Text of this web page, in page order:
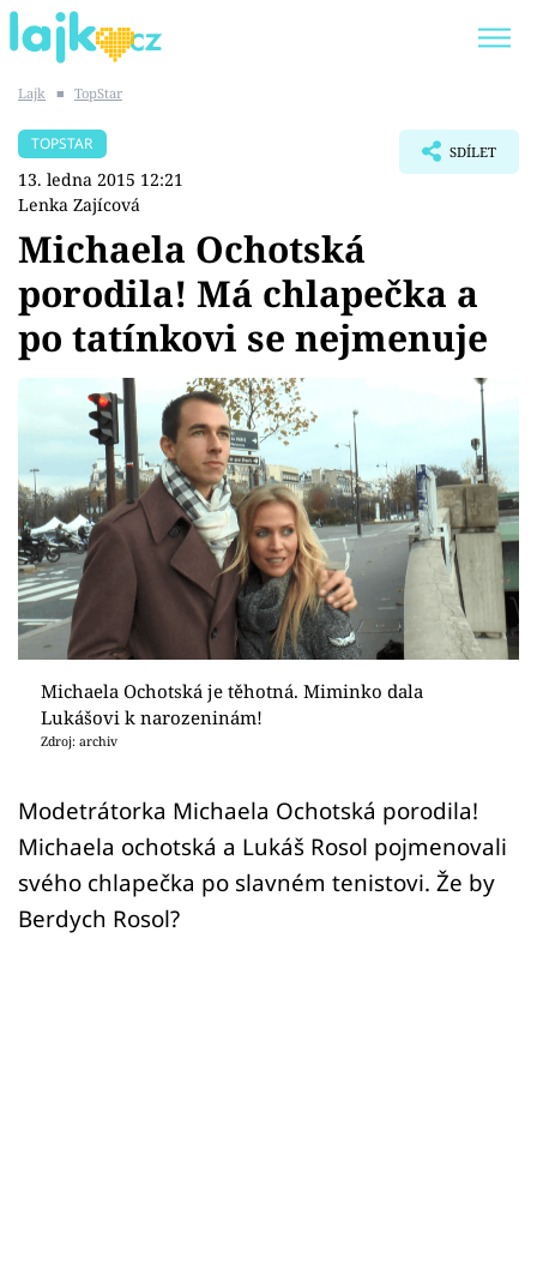
SHOPAHOLICADEL
Témata
Showbyznys
Youtubeři
Virály
Sex a vztahy
Videa
Sledujte prima+
Přihlášení
Sledujte nás
Lajk ■ TopStar
TOPSTAR
13. ledna 2015 12:21
Lenka Zajícová
SDÍLET
Michaela Ochotská
porodila! Má chlapečka a
po tatínkovi se nejmenuje
Michaela Ochotská je těhotná. Miminko dala
Lukášovi k narozeninám!
Zdroj: archiv
Modetrátorka Michaela Ochotská porodila!
Michaela ochotská a Lukáš Rosol pojmenovali
svého chlapečka po slavném tenistovi. Že by
Berdych Rosol?